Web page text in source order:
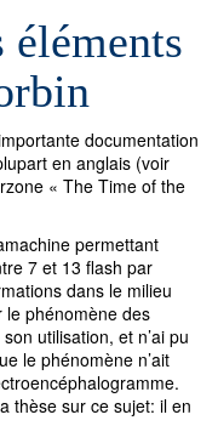
éléments
documentation
en anglais (voir
« The Time of the
permettant
7 et 13 flash par
dans le milieu
le phénomène des
utilisation, et n’ai pu
le phénomène n’ait
thèse sur ce sujet: il en